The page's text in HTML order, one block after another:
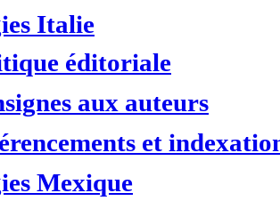
Italie
éditoriale
aux auteurs
et
Mexique